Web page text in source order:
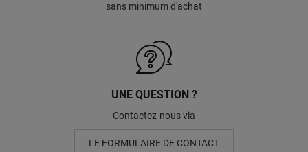
sans minimum d'achat
UNE QUESTION ?
Contactez-nous via
LE FORMULAIRE DE CONTACT